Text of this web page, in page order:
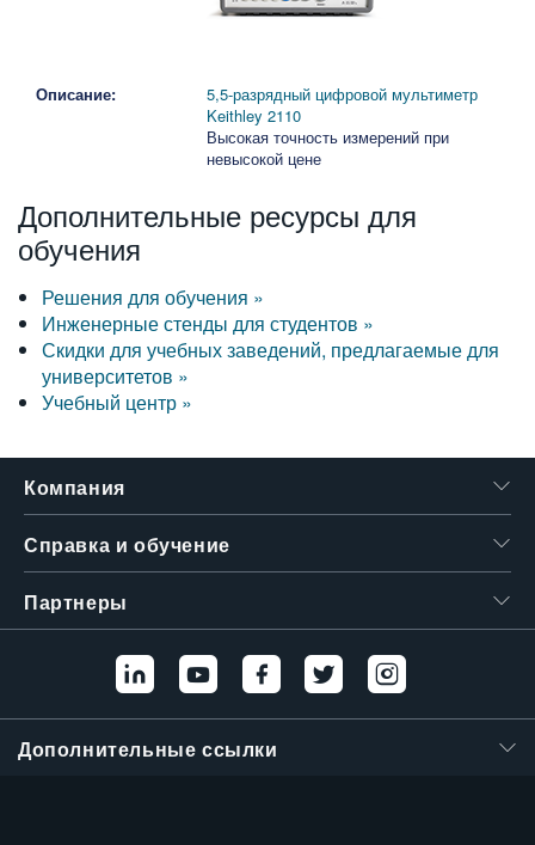
5,5-разрядный цифровой мультиметр
Keithley 2110
Высокая точность измерений при
невысокой цене
Дополнительные ресурсы для
обучения
Решения для обучения »
Инженерные стенды для студентов »
Скидки для учебных заведений, предлагаемые для
университетов »
Учебный центр »
Компания
Справка и обучение
Партнеры
Дополнительные ссылки